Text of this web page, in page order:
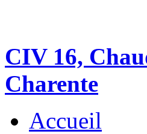
CIV 16,
Charente
Accueil